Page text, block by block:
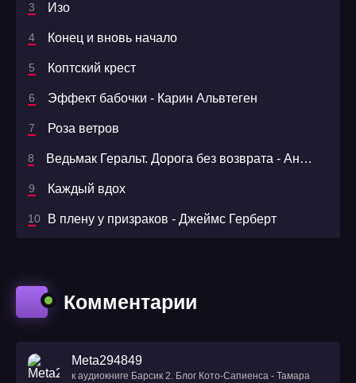
Изо
Конец и вновь начало
Коптский крест
Эффект бабочки - Карин Альвтеген
Роза ветров
Ведьмак Геральт. Дорога без возврата - Анджей Сапковский
Каждый вдох
В плену у призраков - Джеймс Герберт
Комментарии
Meta294849
к аудиокниге Барсик 2. Блог Кото-Сапиенса - Тамара